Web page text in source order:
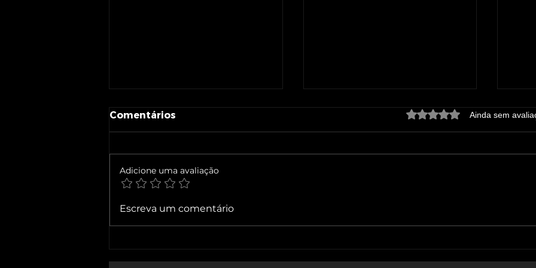
Maturidade digital não se
Comentários Avaliado com 0 de 5
Ainda sem
Adicione uma avaliação
Escreva um comentário